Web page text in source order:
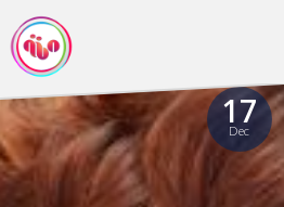
17
Dec